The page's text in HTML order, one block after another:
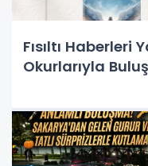
Fısıltı Haberleri
Okurlarıyla